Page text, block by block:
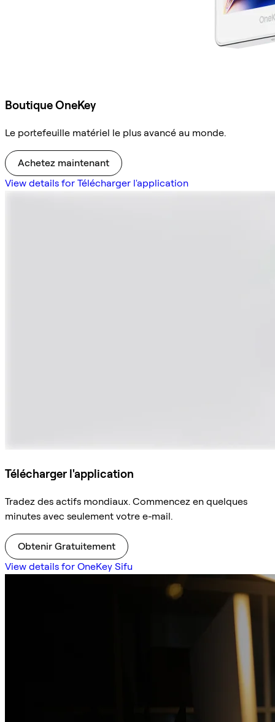
Boutique OneKey
Le portefeuille matériel le plus avancé au monde.
Achetez maintenant
View details for Télécharger l'application
Télécharger l'application
Tradez des actifs mondiaux. Commencez en quelques
minutes avec seulement votre e-mail.
Obtenir Gratuitement
View details for OneKey Sifu